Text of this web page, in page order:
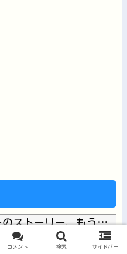
【悲報】ワールドトリガーのストーリー、もう誰も覚えてない他
【動画】ゲーフリ新作、とんでもない手抜きをしてしまうwwww...
コメント 検索 サイドバー